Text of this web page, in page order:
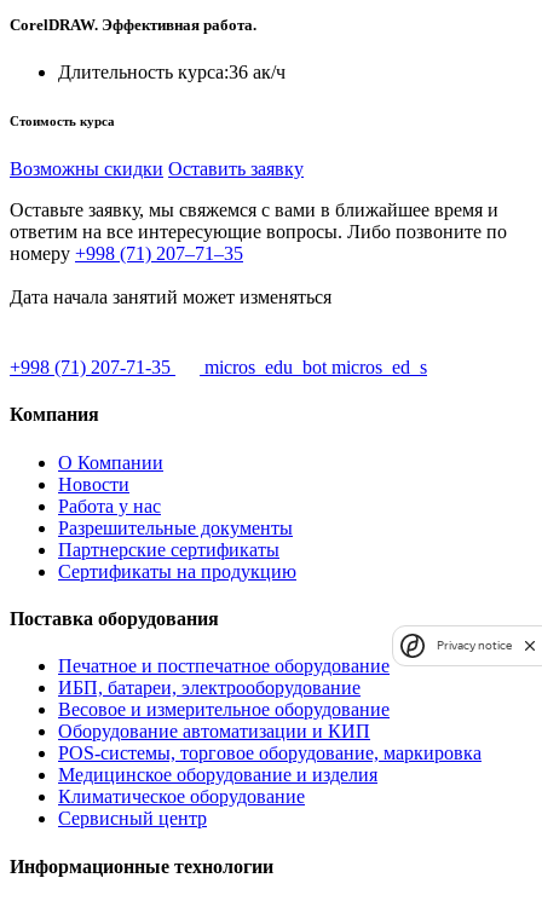
CorelDRAW. Эффективная работа.
Длительность курса:36 ак/ч
Стоимость курса
Возможны скидки Оставить заявку
Оставьте заявку, мы свяжемся с вами в ближайшее время и
ответим на все интересующие вопросы. Либо позвоните по
номеру +998 (71) 207–71–35
Дата начала занятий может изменяться
+998 (71) 207-71-35 micros_edu_bot micros_ed_s
Компания
О Компании
Новости
Работа у нас
Разрешительные документы
Партнерские сертификаты
Сертификаты на продукцию
Поставка оборудования
Печатное и постпечатное оборудование
ИБП, батареи, электрооборудование
Весовое и измерительное оборудование
Оборудование автоматизации и КИП
POS-системы, торговое оборудование, маркировка
Медицинское оборудование и изделия
Климатическое оборудование
Сервисный центр
Информационные технологии
Privacy notice